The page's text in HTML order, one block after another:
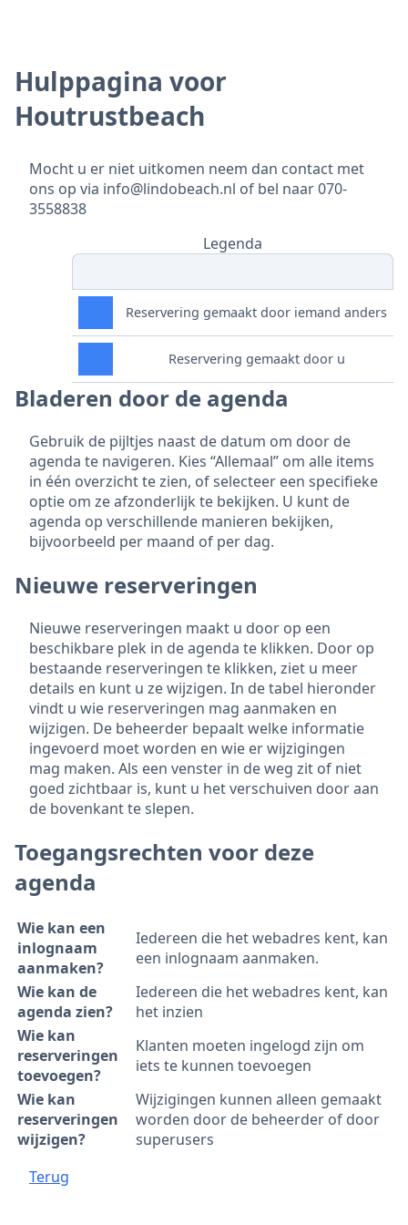
Hulppagina voor
Houtrustbeach
Mocht u er niet uitkomen neem dan contact met
ons op via info@lindobeach.nl of bel naar 070-
3558838
Legenda
Reservering gemaakt door iemand anders
Reservering gemaakt door u
Bladeren door de agenda
Gebruik de pijltjes naast de datum om door de
agenda te navigeren. Kies “Allemaal” om alle items
in één overzicht te zien, of selecteer een specifieke
optie om ze afzonderlijk te bekijken. U kunt de
agenda op verschillende manieren bekijken,
bijvoorbeeld per maand of per dag.
Nieuwe reserveringen
Nieuwe reserveringen maakt u door op een
beschikbare plek in de agenda te klikken. Door op
bestaande reserveringen te klikken, ziet u meer
details en kunt u ze wijzigen. In de tabel hieronder
vindt u wie reserveringen mag aanmaken en
wijzigen. De beheerder bepaalt welke informatie
ingevoerd moet worden en wie er wijzigingen
mag maken. Als een venster in de weg zit of niet
goed zichtbaar is, kunt u het verschuiven door aan
de bovenkant te slepen.
Toegangsrechten voor deze
agenda
Wie kan een
inlognaam
aanmaken?
Iedereen die het webadres kent, kan
een inlognaam aanmaken.
Wie kan de
agenda zien?
Iedereen die het webadres kent, kan
het inzien
Wie kan
reserveringen
toevoegen?
Klanten moeten ingelogd zijn om
iets te kunnen toevoegen
Wie kan
reserveringen
wijzigen?
Wijzigingen kunnen alleen gemaakt
worden door de beheerder of door
superusers
Terug